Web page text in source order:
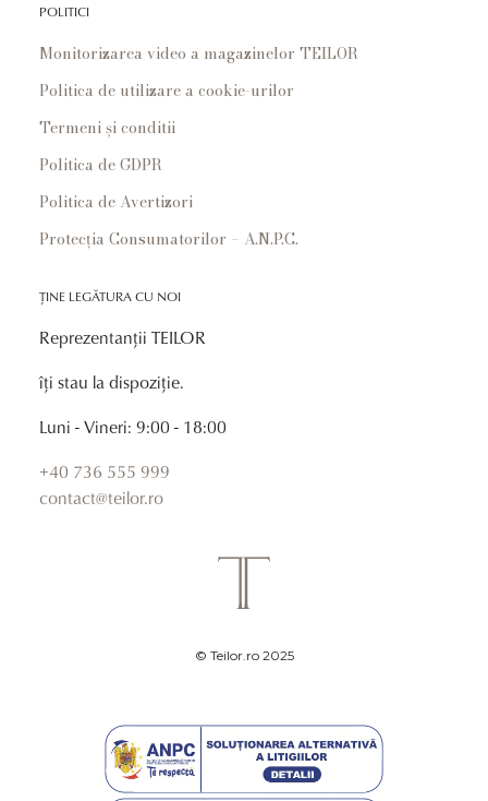
POLITICI
Monitorizarea video a magazinelor TEILOR
Politica de utilizare a cookie-urilor
Termeni și conditii
Politica de GDPR
Politica de Avertizori
Protecția Consumatorilor – A.N.P.C.
ȚINE LEGĂTURA CU NOI
Reprezentanții TEILOR
îți stau la dispoziție.
Luni - Vineri: 9:00 - 18:00
+40 736 555 999
contact@teilor.ro
© Teilor.ro 2025